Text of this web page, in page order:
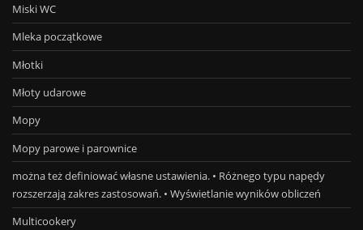
Miski WC
Mleka początkowe
Młotki
Młoty udarowe
Mopy
Mopy parowe i parownice
można też definiować własne ustawienia. • Różnego typu napędy
rozszerzają zakres zastosowań. • Wyświetlanie wyników obliczeń
Multicookery